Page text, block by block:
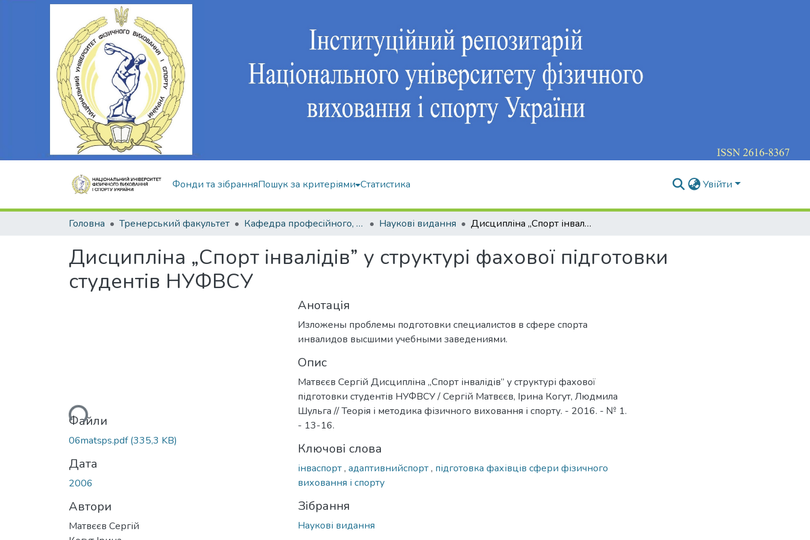
Фонди та зібранняПошук за критеріями Статистика Увійти
Головна Тренерський факультет Кафедра професійного, неолімпійського та адаптивного спорту Наукові видання Дисципліна „Спорт інвалідів” у структурі фахової підготовки студентів НУФВСУ
Дисципліна „Спорт інвалідів” у структурі фахової підготовки
студентів НУФВСУ
Вантажиться...
Файли
06matsps.pdf(335,3 KB)
Дата
2006
Автори
Матвєєв Сергій
Анотація
Изложены проблемы подготовки специалистов в сфере спорта
инвалидов высшими учебными заведениями.
Опис
Матвєєв Сергій Дисципліна „Спорт інвалідів” у структурі фахової
підготовки студентів НУФВСУ / Сергій Матвєєв, Ірина Когут, Людмила
Шульга // Теорія і методика фізичного виховання і спорту. - 2016. - № 1.
- 13-16.
Ключові слова
інваспорт, адаптивнийспорт, підготовка фахівців сфери фізичного
виховання і спорту
Зібрання
Наукові видання